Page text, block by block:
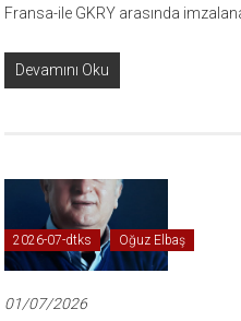
Fransa-ile GKRY arasında
Devamını Oku
2026-07-dtks Oğuz Elbaş
01/07/2026